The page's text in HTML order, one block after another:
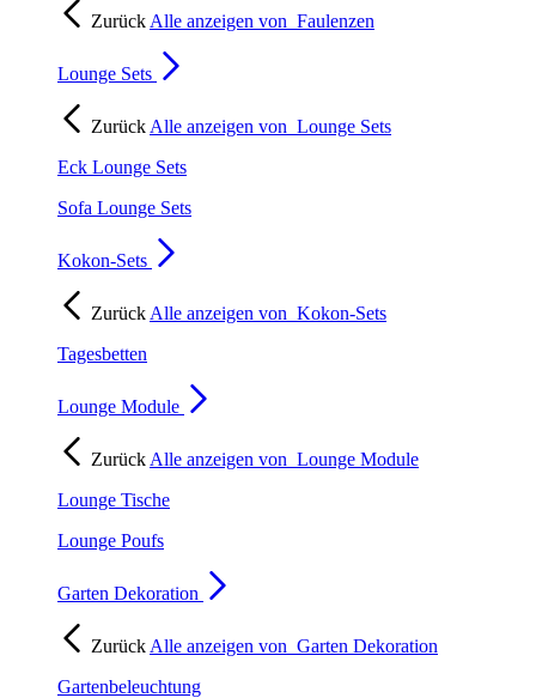
Zurück Alle anzeigen von Faulenzen
Lounge Sets
Zurück Alle anzeigen von Lounge Sets
Eck Lounge Sets
Sofa Lounge Sets
Kokon-Sets
Zurück Alle anzeigen von Kokon-Sets
Tagesbetten
Lounge Module
Zurück Alle anzeigen von Lounge Module
Lounge Tische
Lounge Poufs
Garten Dekoration
Zurück Alle anzeigen von Garten Dekoration
Gartenbeleuchtung